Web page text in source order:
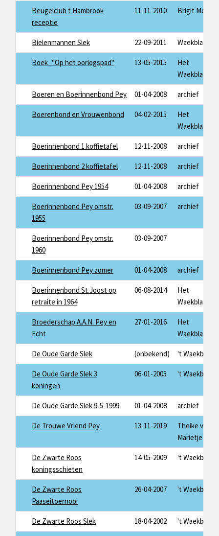
Beugelclub t Hambrook
receptie
11-11-2010 Brigit Mols
Bielenmannen Slek 22-09-2011 Waekblaad
Boek_"Op het oorlogspad" 13-05-2015
Het
Waekblaad
Boeren en Boerinnenbond Pey 01-04-2008 archief
Boerenbond en Vrouwenbond 04-02-2015
Het
Waekblaad
Boerinnenbond 1 koffietafel 12-11-2008 archief
Boerinnenbond 2 koffietafel 12-11-2008 archief
Boerinnenbond Pey 1954 01-04-2008 archief
Boerinnenbond Pey omstr.
1955
03-09-2007 archief
Boerinnenbond Pey omstr.
1960
03-09-2007
Boerinnenbond Pey zomer 01-04-2008 archief
Boerinnenbond St.Joost op
retraite in 1964
06-08-2014
Het
Waekblaad
Broederschap A.A.N. Pey en
Echt
27-01-2016
Het
Waekblaad
De Oude Garde Slek (onbekend) 't Waekblaad
De Oude Garde Slek 3
koningen
06-01-2005 't Waekblaad
De Oude Garde Slek 9-5-1999 01-04-2008 archief
De Trouwe Vriend Pey 13-11-2019
Theike van
Marietje
De Zwarte Roos
koningsschieten
14-05-2009 't Waekblaad
De Zwarte Roos
Paaseitoernooi
26-04-2007 't Waekblaad
De Zwarte Roos Slek 18-04-2002 't Waekblaad